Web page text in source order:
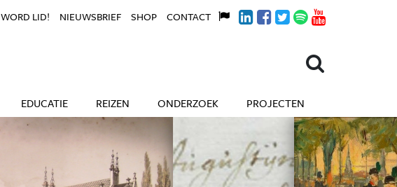
EDUCATIE REIZEN ONDERZOEK PROJECTEN
WORD LID! NIEUWSBRIEF SHOP CONTACT